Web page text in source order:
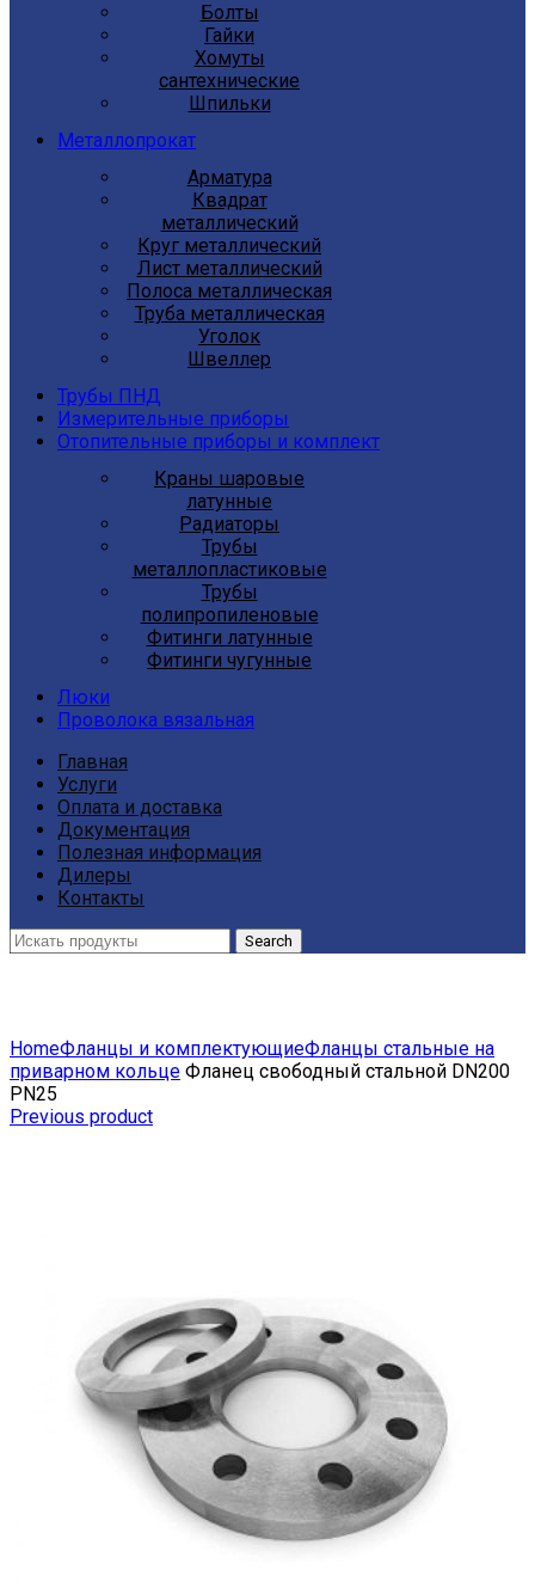
Болты
Гайки
Хомуты
сантехнические
Шпильки
Металлопрокат
Арматура
Квадрат
металлический
Круг металлический
Лист металлический
Полоса металлическая
Труба металлическая
Уголок
Швеллер
Трубы ПНД
Измерительные приборы
Отопительные приборы и комплект
Краны шаровые
латунные
Радиаторы
Трубы
металлопластиковые
Трубы
полипропиленовые
Фитинги латунные
Фитинги чугунные
Люки
Проволока вязальная
Главная
Услуги
Оплата и доставка
Документация
Полезная информация
Дилеры
Контакты
Search
HomeФланцы и комплектующиеФланцы стальные на
приварном кольце Фланец свободный стальной DN200
РN25
Previous product